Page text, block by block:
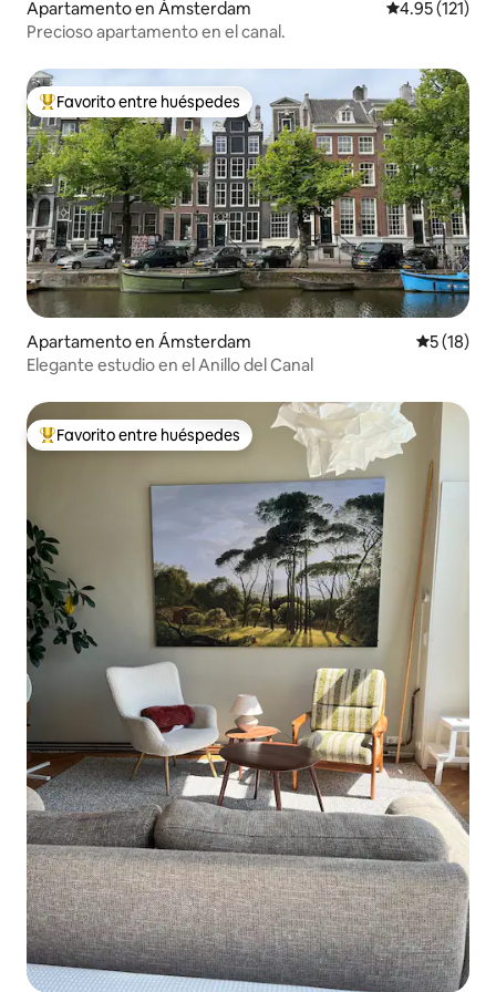
Apartamento en Ámsterdam Calificación
4.95 (121)
Precioso apartamento en el canal.
Favorito entre huéspedes preferido
Favorito entre huéspedes
Apartamento en Ámsterdam
5 (18)
Elegante estudio en el Anillo del Canal
Favorito entre huéspedes preferido
Favorito entre huéspedes